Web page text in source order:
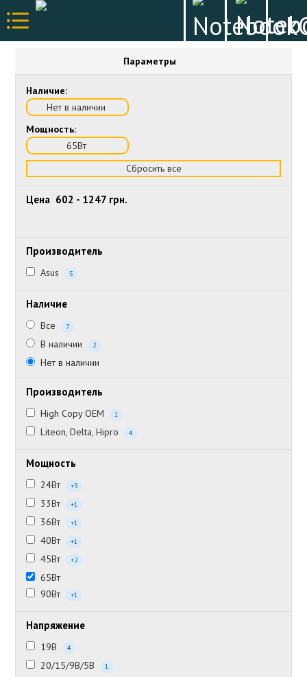
Параметры
Наличие:
Нет в наличии
Мощность:
65Вт
Сбросить все
Цена 602 - 1247 грн.
Производитель
Asus 5
Наличие
Все 7
В наличии 2
Нет в наличии
Производитель
High Copy OEM 1
Liteon, Delta, Hipro 4
Мощность
24Вт +3
33Вт +1
36Вт +1
40Вт +1
45Вт +2
65Вт
90Вт
+1
Напряжение
19В 4
20/15/9В/5В 1